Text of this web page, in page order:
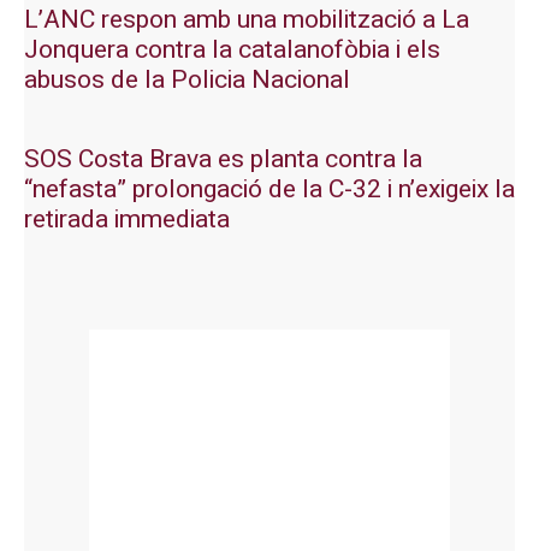
L’ANC respon amb una mobilització a La
Jonquera contra la catalanofòbia i els
abusos de la Policia Nacional
SOS Costa Brava es planta contra la
“nefasta” prolongació de la C-32 i n’exigeix la
retirada immediata